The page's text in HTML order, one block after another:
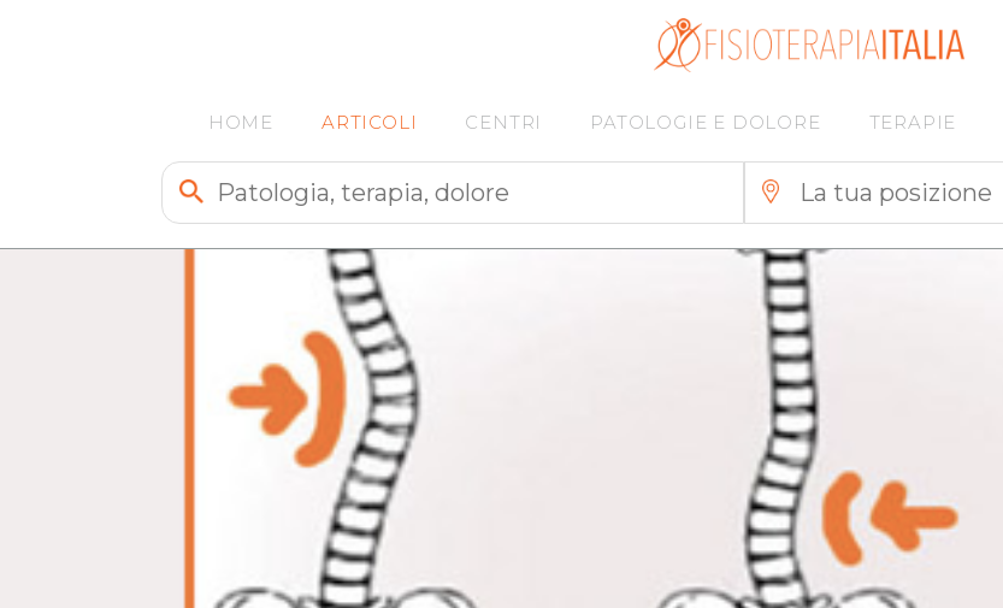
HOME ARTICOLI CENTRI PATOLOGIE E DOLORE TERAPIE